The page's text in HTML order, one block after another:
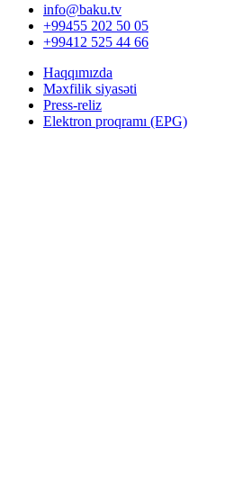
info@baku.tv
+99455 202 50 05
+99412 525 44 66
Haqqımızda
Məxfilik siyasəti
Press-reliz
Elektron proqramı (EPG)